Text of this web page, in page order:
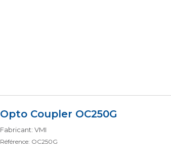
Opto Coupler OC250G
Fabricant: VMI
Référence: OC250G